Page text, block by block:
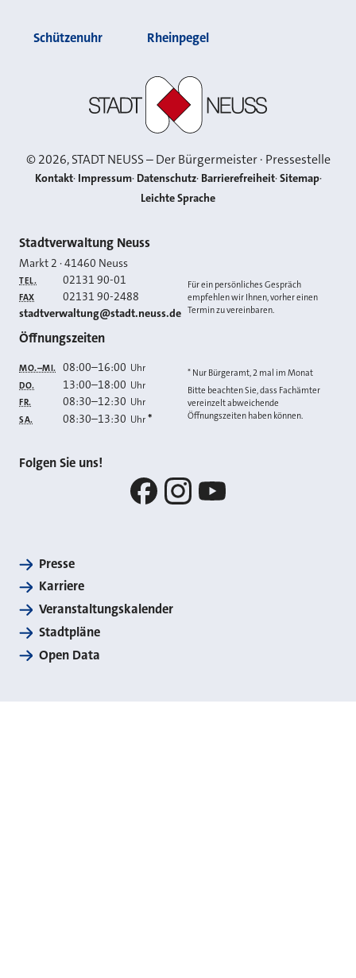
Schützenuhr Rheinpegel
©2026, STADT NEUSS – Der Bürgermeister · Pressestelle
Kontakt Impressum Datenschutz Barrierefreiheit Sitemap
Leichte Sprache
Kontakt
Stadtverwaltung Neuss
Markt 2 ·41460 Neuss
TEL. 02131 90-01
FAX 02131 90-2488
E-MAIL
stadtverwaltung@stadt.neuss.de
Für ein persönliches Gespräch
empfehlen wir Ihnen, vorher einen
Termin zu vereinbaren.
Öffnungszeiten
MO.–MI. 08:00–16:00 Uhr
DO. 13:00–18:00 Uhr
FR. 08:30–12:30 Uhr
SA. 08:30–13:30 Uhr *
* Nur Bürgeramt, 2 mal im Monat
Bitte beachten Sie, dass Fachämter
vereinzelt abweichende
Öffnungszeiten haben können.
Folgen Sie uns!
Presse
Karriere
Veranstaltungskalender
Stadtpläne
Open Data